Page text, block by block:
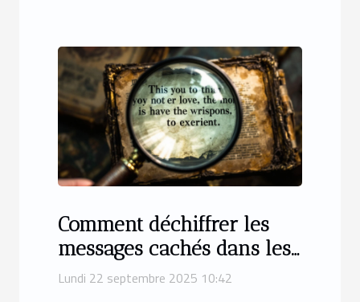
Comment déchiffrer les
messages cachés dans les
petites phrases courantes ?
Lundi 22 septembre 2025 10:42